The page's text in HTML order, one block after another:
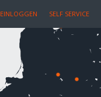
EINLOGGEN SELF SERVICE